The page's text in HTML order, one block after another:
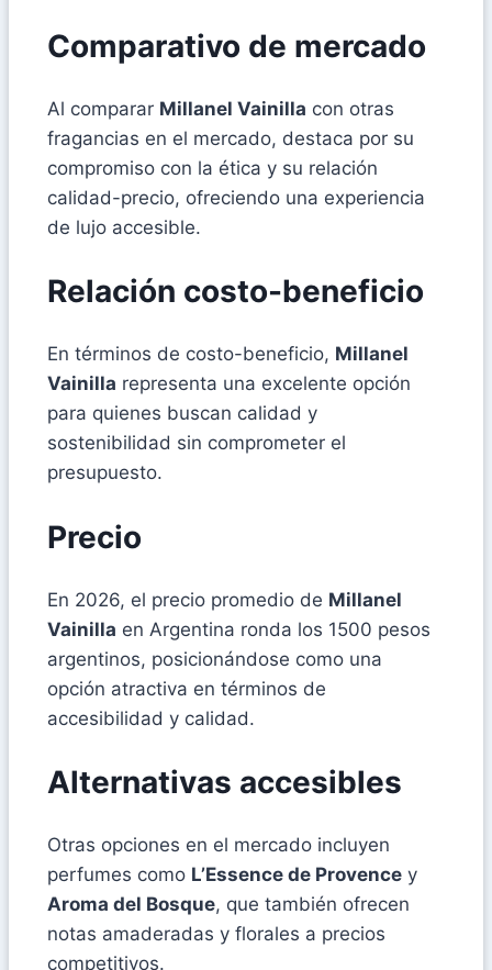
Comparativo de mercado
Al comparar Millanel Vainilla con otras
fragancias en el mercado, destaca por su
compromiso con la ética y su relación
calidad-precio, ofreciendo una experiencia
de lujo accesible.
Relación costo-beneficio
En términos de costo-beneficio, Millanel
Vainilla representa una excelente opción
para quienes buscan calidad y
sostenibilidad sin comprometer el
presupuesto.
Precio
En 2026, el precio promedio de Millanel
Vainilla en Argentina ronda los 1500 pesos
argentinos, posicionándose como una
opción atractiva en términos de
accesibilidad y calidad.
Alternativas accesibles
Otras opciones en el mercado incluyen
perfumes como L’Essence de Provence y
Aroma del Bosque, que también ofrecen
notas amaderadas y florales a precios
competitivos.